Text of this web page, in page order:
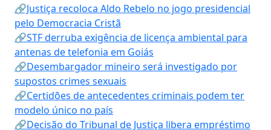
🔗Justiça recoloca Aldo Rebelo no jogo presidencial
pelo Democracia Cristã
🔗STF derruba exigência de licença ambiental para
antenas de telefonia em Goiás
🔗Desembargador mineiro será investigado por
supostos crimes sexuais
🔗Certidões de antecedentes criminais podem ter
modelo único no país
🔗Decisão do Tribunal de Justiça libera empréstimo